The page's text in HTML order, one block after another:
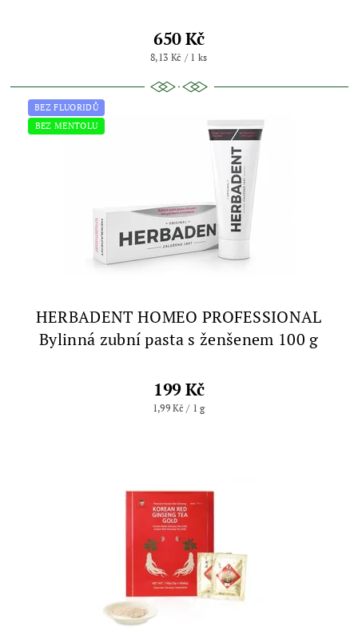
650 Kč
8,13 Kč / 1 ks
BEZ FLUORIDŮ
BEZ MENTOLU
HERBADENT HOMEO PROFESSIONAL
Bylinná zubní pasta s ženšenem 100 g
199 Kč
1,99 Kč / 1 g